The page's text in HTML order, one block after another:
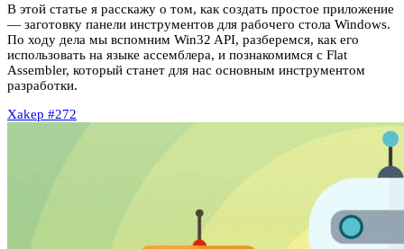
В этой статье я расскажу о том, как создать простое приложение
— заготовку панели инструментов для рабочего стола Windows.
По ходу дела мы вспомним Win32 API, разберемся, как его
использовать на языке ассемблера, и познакомимся с Flat
Assembler, который станет для нас основным инструментом
разработки.
Xakep #272